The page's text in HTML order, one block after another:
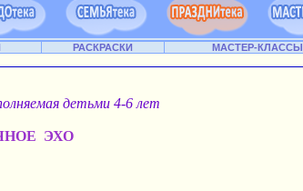
РАСКРАСКИ МАСТЕР-КЛАССЫ
детьми 4-6 лет
ЭХО